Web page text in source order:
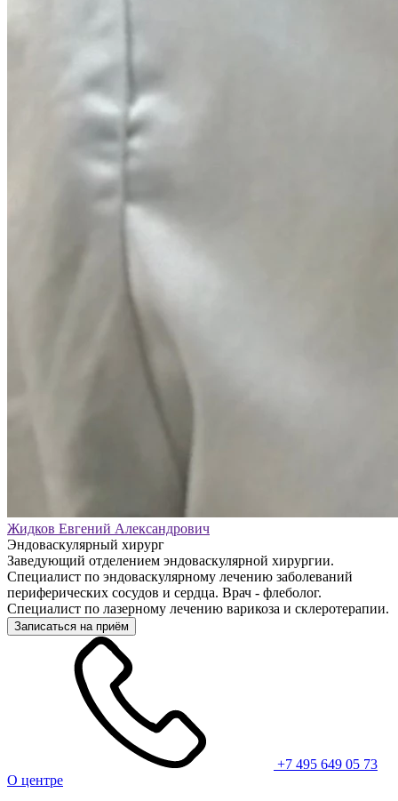
Жидков Евгений Александрович
Эндоваскулярный хирург
Заведующий отделением эндоваскулярной хирургии.
Специалист по эндоваскулярному лечению заболеваний
периферических сосудов и сердца. Врач - флеболог.
Специалист по лазерному лечению варикоза и склеротерапии.
Записаться на приём
+7 495 649 05 73
О центре